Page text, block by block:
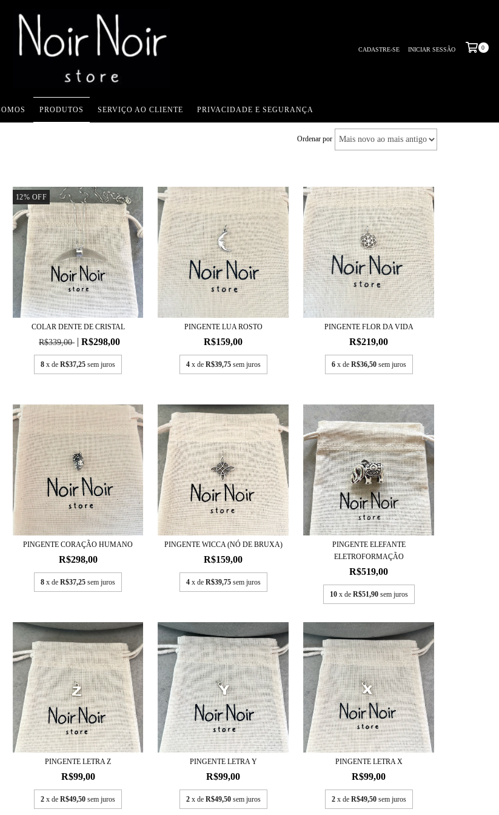
CADASTRE-SE INICIAR SESSÃO 0
PRODUTOS SERVIÇO AO CLIENTE PRIVACIDADE E SEGURANÇA
Ordenar por
12% OFF
COLAR DENTE DE CRISTAL
R$339,00 R$298,00
8 x deR$37,25 sem juros
PINGENTE LUA ROSTO
R$159,00
4 x de R$39,75 sem juros
PINGENTE FLOR DA VIDA
R$219,00
6 x de R$36,50 sem juros
PINGENTE CORAÇÃO HUMANO
R$298,00
8 x deR$37,25 sem juros
PINGENTE WICCA (NÓ DE BRUXA)
R$159,00
4 x de R$39,75 sem juros
PINGENTE ELEFANTE
ELETROFORMAÇÃO
R$519,00
10 x de R$51,90 sem juros
PINGENTE LETRA Z
R$99,00
2 x deR$49,50 sem juros
PINGENTE LETRA Y
R$99,00
2 x de R$49,50 sem juros
PINGENTE LETRA X
R$99,00
2 x de R$49,50 sem juros